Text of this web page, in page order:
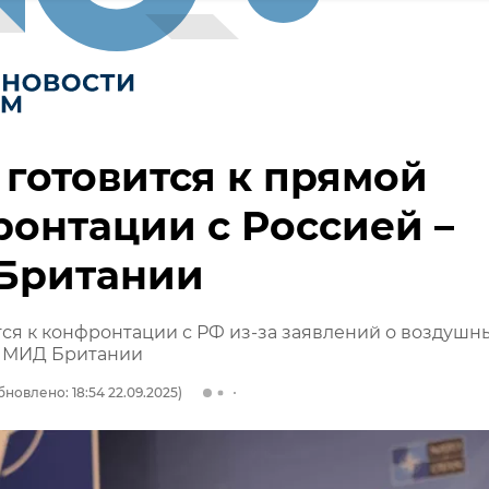
к прямой
с Россией –
к конфронтации с РФ из-за заявлений о
МИД Британии
18:54 22.09.2025)